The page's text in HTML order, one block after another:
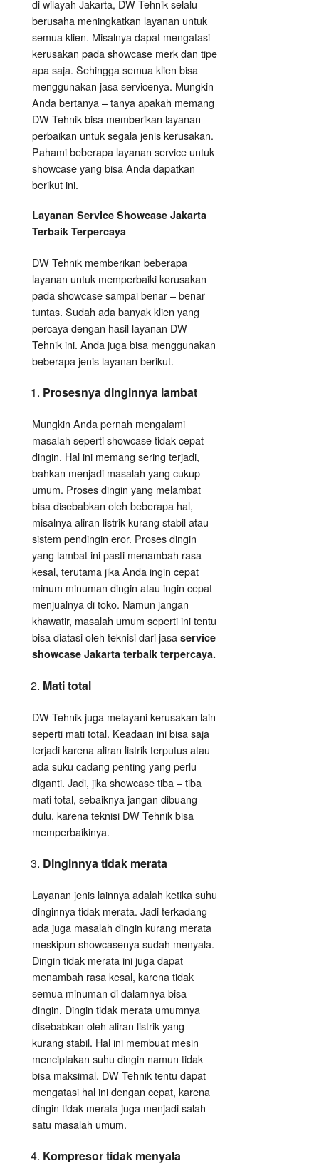
di wilayah Jakarta, DW Tehnik selalu
berusaha meningkatkan layanan untuk
semua klien. Misalnya dapat mengatasi
kerusakan pada showcase merk dan tipe
apa saja. Sehingga semua klien bisa
menggunakan jasa servicenya. Mungkin
Anda bertanya – tanya apakah memang
DW Tehnik bisa memberikan layanan
perbaikan untuk segala jenis kerusakan.
Pahami beberapa layanan service untuk
showcase yang bisa Anda dapatkan
berikut ini.
Layanan Service Showcase Jakarta
Terbaik Terpercaya
DW Tehnik memberikan beberapa
layanan untuk memperbaiki kerusakan
pada showcase sampai benar – benar
tuntas. Sudah ada banyak klien yang
percaya dengan hasil layanan DW
Tehnik ini. Anda juga bisa menggunakan
beberapa jenis layanan berikut.
Prosesnya dinginnya lambat
Mungkin Anda pernah mengalami
masalah seperti showcase tidak cepat
dingin. Hal ini memang sering terjadi,
bahkan menjadi masalah yang cukup
umum. Proses dingin yang melambat
bisa disebabkan oleh beberapa hal,
misalnya aliran listrik kurang stabil atau
sistem pendingin eror. Proses dingin
yang lambat ini pasti menambah rasa
kesal, terutama jika Anda ingin cepat
minum minuman dingin atau ingin cepat
menjualnya di toko. Namun jangan
khawatir, masalah umum seperti ini tentu
bisa diatasi oleh teknisi dari jasa service
showcase Jakarta terbaik terpercaya.
Mati total
DW Tehnik juga melayani kerusakan lain
seperti mati total. Keadaan ini bisa saja
terjadi karena aliran listrik terputus atau
ada suku cadang penting yang perlu
diganti. Jadi, jika showcase tiba – tiba
mati total, sebaiknya jangan dibuang
dulu, karena teknisi DW Tehnik bisa
memperbaikinya.
Dinginnya tidak merata
Layanan jenis lainnya adalah ketika suhu
dinginnya tidak merata. Jadi terkadang
ada juga masalah dingin kurang merata
meskipun showcasenya sudah menyala.
Dingin tidak merata ini juga dapat
menambah rasa kesal, karena tidak
semua minuman di dalamnya bisa
dingin. Dingin tidak merata umumnya
disebabkan oleh aliran listrik yang
kurang stabil. Hal ini membuat mesin
menciptakan suhu dingin namun tidak
bisa maksimal. DW Tehnik tentu dapat
mengatasi hal ini dengan cepat, karena
dingin tidak merata juga menjadi salah
satu masalah umum.
Kompresor tidak menyala